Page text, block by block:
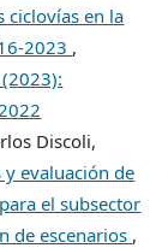
ciclovías en la
2023 ,
Discoli,
evaluación de
el subsector
de escenarios ,